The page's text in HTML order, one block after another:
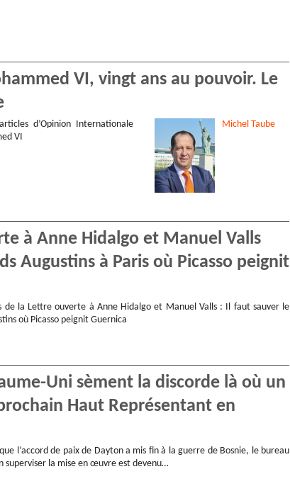
VI, vingt ans au pouvoir. Le
d’Opinion Internationale
VI
Michel Taube
à Anne Hidalgo et Manuel Valls
Augustins à Paris où Picasso peignit
de la Lettre ouverte à Anne Hidalgo et Manuel Valls : Il faut sauver le
où Picasso peignit Guernica
Uni sèment la discorde là où un
Haut Représentant en
l’accord de paix de Dayton a mis fin à la guerre de Bosnie, le bureau
superviser la mise en œuvre est devenu…